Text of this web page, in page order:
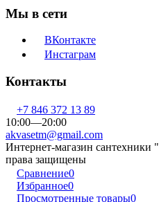
Мы в сети
ВКонтакте
Инстаграм
Контакты
+7 846 372 13 89
10:00—20:00
akvasetm@gmail.com
Интернет-магазин сантехники
права защищены
Сравнение0
Избранное0
Просмотренные товары0